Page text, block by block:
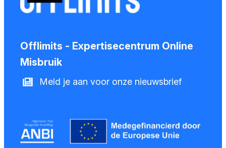
Offlimits - Expertisecentrum Online
Misbruik
Meld je aan voor onze nieuwsbrief